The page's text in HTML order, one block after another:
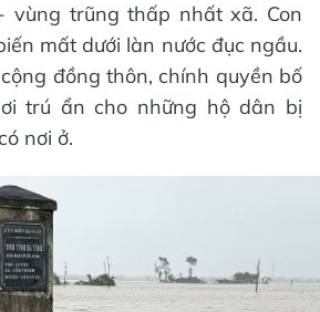
vùng trũng thấp nhất xã. Con
mất dưới làn nước đục ngầu.
đồng thôn, chính quyền bố
trú ẩn cho những hộ dân bị
nơi ở.